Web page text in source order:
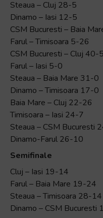
help
you
navigate
and
interact
with
the
content.
Steaua – Cluj 28-5
Dinamo – Iasi 12-5
CSM Bucuresti – Baia
Farul – Timisoara 5-26
CSM Bucuresti – Cluj 40-5
Farul – Iasi 5-0
Steaua – Baia Mare 31-0
Dinamo – Timisoara 17-0
Baia Mare – Cluj 22-26
Timisoara – Iasi 24-7
Steaua – CSM Bucuresti
Dinamo-Farul 26-10
Semifinale
Cluj – Iasi 19-14
Farul – Baia Mare 19-24
Steaua – Timisoara 28-14
Dinamo – CSM Bucuresti